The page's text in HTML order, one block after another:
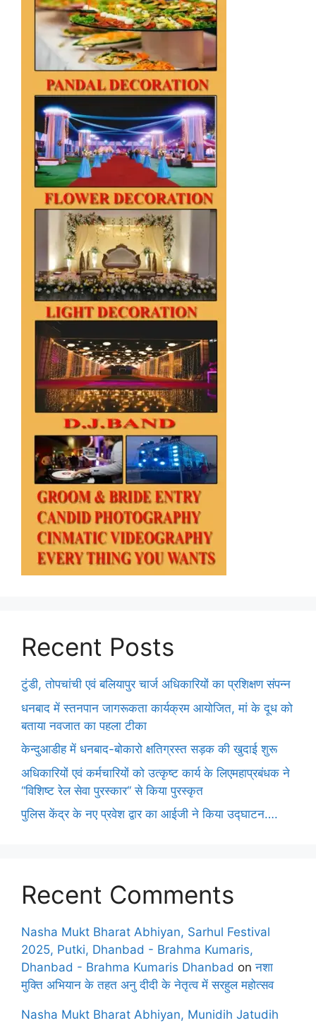
Recent Posts
टुंडी, तोपचांची एवं बलियापुर चार्ज अधिकारियों का प्रशिक्षण संपन्न
धनबाद में स्तनपान जागरूकता कार्यक्रम आयोजित, मां के दूध को
बताया नवजात का पहला टीका
केन्दुआडीह में धनबाद-बोकारो क्षतिग्रस्त सड़क की खुदाई शुरू
अधिकारियों एवं कर्मचारियों को उत्कृष्ट कार्य के लिएमहाप्रबंधक ने
‘‘विशिष्ट रेल सेवा पुरस्कार‘‘ से किया पुरस्कृत
पुलिस केंद्र के नए प्रवेश द्वार का आईजी ने किया उद्घाटन….
Recent Comments
Nasha Mukt Bharat Abhiyan, Sarhul Festival
2025, Putki, Dhanbad - Brahma Kumaris,
Dhanbad - Brahma Kumaris Dhanbad onनशा
मुक्ति अभियान के तहत अनु दीदी के नेतृत्व में सरहुल महोत्सव
Nasha Mukt Bharat Abhiyan, Munidih Jatudih